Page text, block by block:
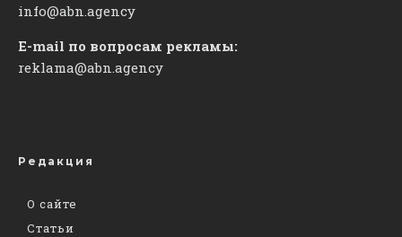
info@abn.agency
E-mail по вопросам рекламы:
reklama@abn.agency
Редакция
О сайте
Статьи